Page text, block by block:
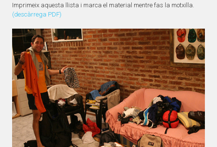
Imprimeix aquesta llista i marca el material mentre fas la motxilla.
(descàrrega PDF)